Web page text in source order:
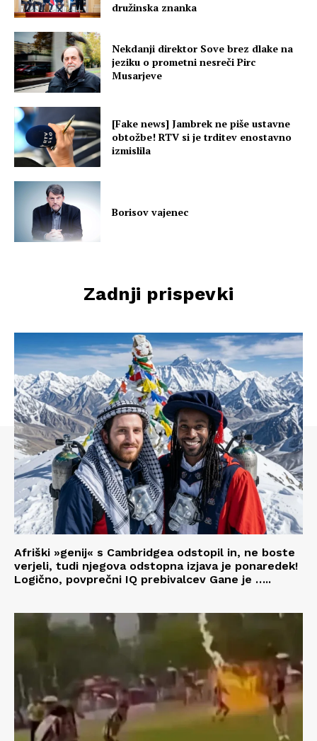
družinska znanka
Nekdanji direktor Sove brez dlake na
jeziku o prometni nesreči Pirc
Musarjeve
[Fake news] Jambrek ne piše ustavne
obtožbe! RTV si je trditev enostavno
izmislila
Borisov vajenec
Zadnji prispevki
Afriški »genij« s Cambridgea odstopil in, ne boste
verjeli, tudi njegova odstopna izjava je ponaredek!
Logično, povprečni IQ prebivalcev Gane je …..